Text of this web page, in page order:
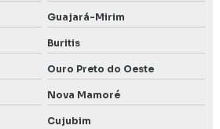
Guajará-Mirim
Buritis
Ouro Preto do Oeste
Nova Mamoré
Cujubim